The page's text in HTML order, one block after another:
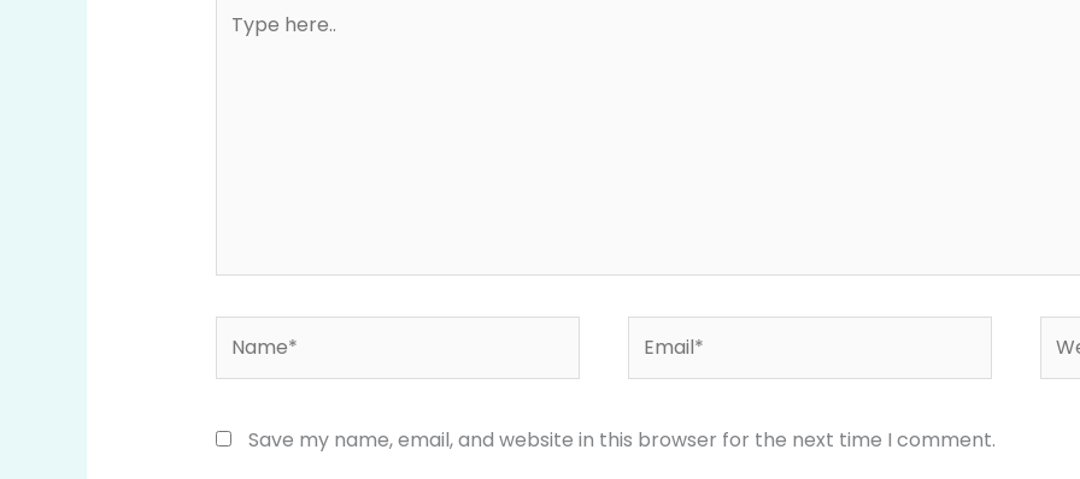
here..
Save my name, email, and website in this browser for the next time I comment.